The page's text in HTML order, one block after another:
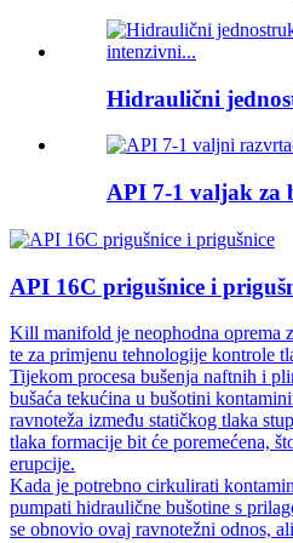
Hidraulični
API 7-1 valjak za
API 16C prigušnice i
Kill manifold je neophodna oprema
te za primjenu tehnologije kontrole
Tijekom procesa bušenja naftnih i
bušaća tekućina u bušotini
ravnoteža između statičkog tlaka
tlaka formacije bit će poremećena,
erupcije.
Kada je potrebno cirkulirati
pumpati hidraulične bušotine s
se obnovio ovaj ravnotežni odnos,